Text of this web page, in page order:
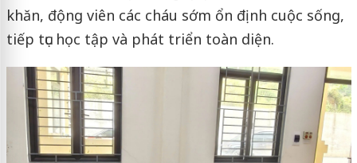
khăn, động viên các cháu sớm ổn định cuộc sống,
tiếp tục học tập và phát triển toàn diện.